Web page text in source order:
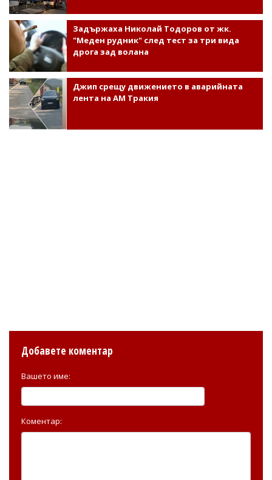
Задържаха Николай Тодоров от жк.
"Меден рудник" след тест за три вида
дрога зад волана
Джип срещу движението в аварийната
лента на АМ Тракия
Добавете коментар
Вашето име:
Коментар: